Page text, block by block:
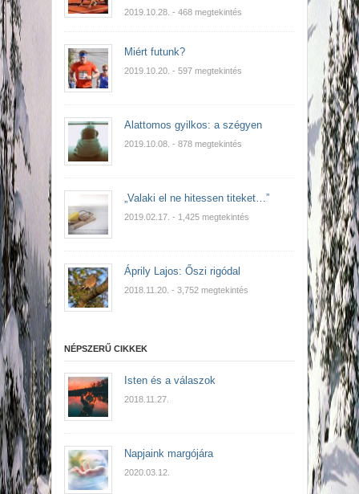
2019.10.28. - 468 megtekintés
Miért futunk?
2019.10.20. - 597 megtekintés
Alattomos gyilkos: a szégyen
2019.10.08. - 878 megtekintés
„Valaki el ne hitessen titeket…”
2019.02.17. - 1,425 megtekintés
Áprily Lajos: Őszi rigódal
2018.11.20. - 3,752 megtekintés
NÉPSZERŰ CIKKEK
Isten és a válaszok
2018.11.27.
Napjaink margójára
2020.03.12.